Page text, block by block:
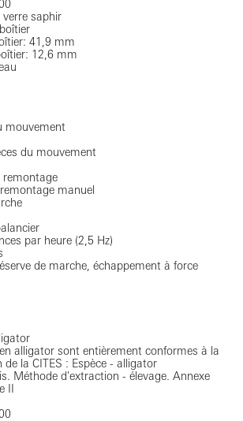
verre saphir
41,9 mm
12,6 mm
mouvement
du mouvement
remontage
manuel
par heure (2,5 Hz)
de marche, échappement à force
alligator sont entièrement conformes à la
de la CITES : Espèce - alligator
Méthode d'extraction - élevage. Annexe
II